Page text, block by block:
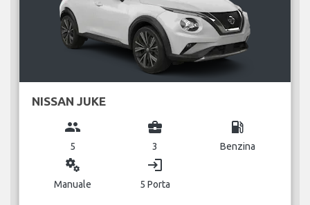
NISSAN JUKE
group
5
business_center
3
local_gas_station
Benzina
miscellaneous_services
Manuale
login
5 Porta